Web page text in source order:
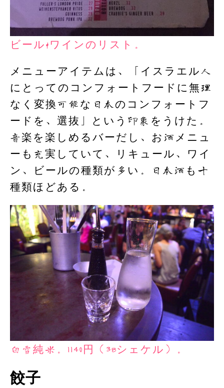
ビール&ワインのリスト。
メニューアイテムは、「イスラエル人
にとってのコンフォートフードに無理
なく変換可能な日本のコンフォートフ
ードを、選抜」という印象をうけた。
音楽を楽しめるバーだし、お酒メニュ
ーも充実していて、リキュール、ワイ
ン、ビールの種類が多い。日本酒も十
種類ほどある。
白雪純米。1140円（38シェケル）。
餃子